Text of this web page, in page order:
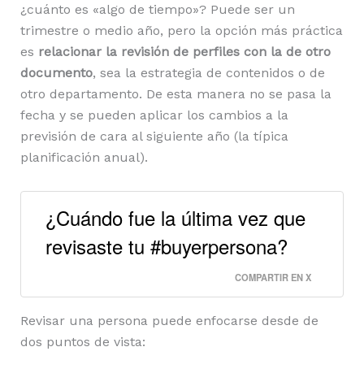
¿cuánto es «algo de tiempo»? Puede ser un
trimestre o medio año, pero la opción más práctica
es relacionar la revisión de perfiles con la de otro
documento, sea la estrategia de contenidos o de
otro departamento. De esta manera no se pasa la
fecha y se pueden aplicar los cambios a la
previsión de cara al siguiente año (la típica
planificación anual).
¿Cuándo fue la última vez que
revisaste tu #buyerpersona?
COMPARTIR EN X
Revisar una persona puede enfocarse desde de
dos puntos de vista: